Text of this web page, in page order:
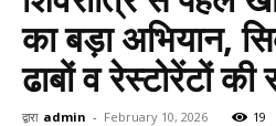
का बड़ा अभियान,
ढाबों व रेस्टोरेंटों
द्वारा admin - February 10, 2026 19